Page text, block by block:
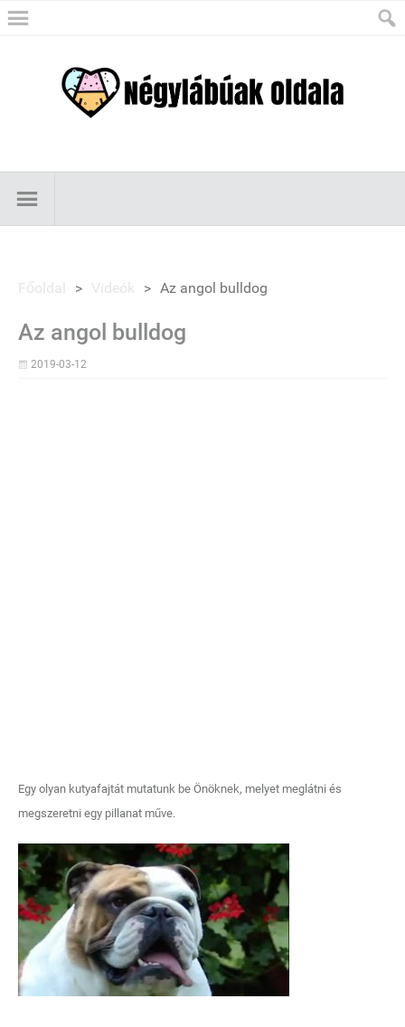
Főoldal > Videók > Az angol bulldog
Az angol bulldog
2019-03-12
Egy olyan kutyafajtát mutatunk be Önöknek, melyet meglátni és
megszeretni egy pillanat műve.